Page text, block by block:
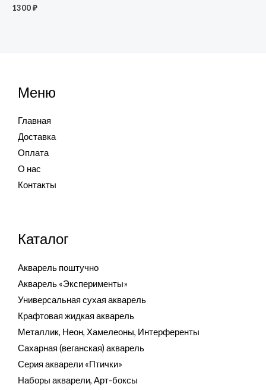
1300₽
Меню
Главная
Доставка
Оплата
О нас
Контакты
Каталог
Акварель поштучно
Акварель «Эксперименты»
Универсальная сухая акварель
Крафтовая жидкая акварель
Металлик, Неон, Хамелеоны, Интерференты
Сахарная (веганская) акварель
Серия акварели «Птички»
Наборы акварели, Арт-боксы